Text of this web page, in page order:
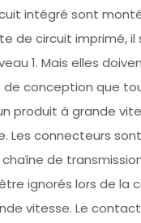
intégré sont
de circuit imprimé, il
1. Mais elles
conception que
produit à grande
Les connecteurs
de
ignorés lors de la
vitesse. Le